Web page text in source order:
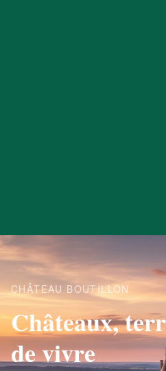
CHÂTEAU BOUTILLON
Châteaux,
de vivre